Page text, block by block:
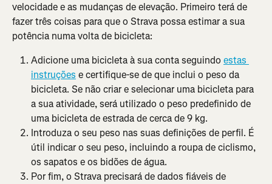
velocidade e as mudanças de elevação. Primeiro terá de
fazer três coisas para que o Strava possa estimar a sua
potência numa volta de bicicleta:
Adicione uma bicicleta à sua conta seguindo estas
instruções e certifique-se de que inclui o peso da
bicicleta. Se não criar e selecionar uma bicicleta para
a sua atividade, será utilizado o peso predefinido de
uma bicicleta de estrada de cerca de 9 kg.
Introduza o seu peso nas suas definições de perfil. É
útil indicar o seu peso, incluindo a roupa de ciclismo,
os sapatos e os bidões de água.
Por fim, o Strava precisará de dados fiáveis de